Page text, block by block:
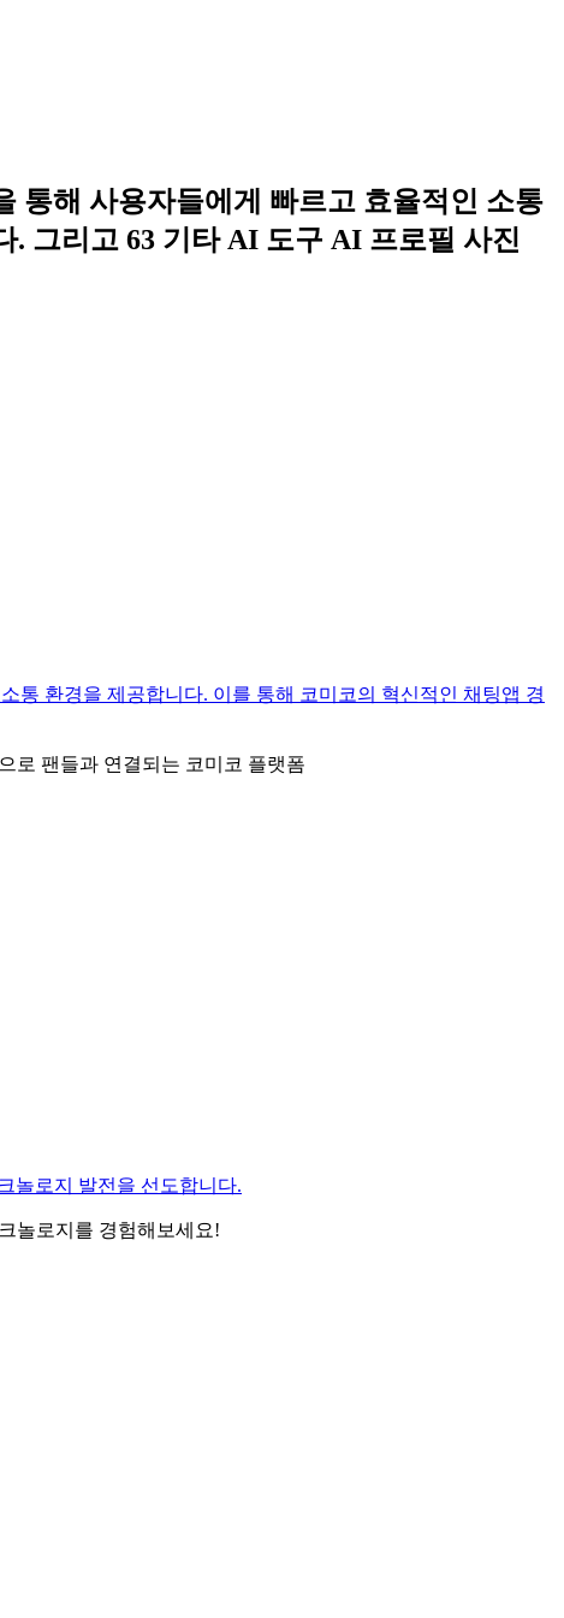
통해 사용자들에게 빠르고 효율적인 소통
. 그리고 63 기타 AI 도구 AI 프로필 사진
통 환경을 제공합니다. 이를 통해 코미코의 혁신적인 채팅앱 경
로 팬들과 연결되는 코미코 플랫폼
놀로지 발전을 선도합니다.
놀로지를 경험해보세요!